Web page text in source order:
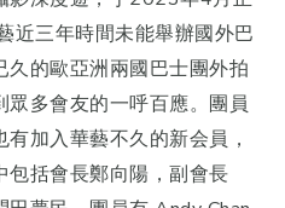
近三年時間未能舉辦國外巴
的歐亞洲兩國巴士團外拍
多會友的一呼百應。團員
加入華藝不久的新会員，
括會長鄭向陽，副會長